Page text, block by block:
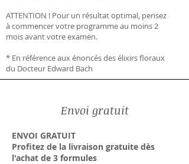
ATTENTION ! Pour un résultat optimal, pensez
à commencer votre programme au moins 2
mois avant votre examen.
* En référence aux énoncés des élixirs floraux
du Docteur Edward Bach
Envoi gratuit
ENVOI GRATUIT
Profitez de la livraison gratuite dès
l'achat de 3 formules